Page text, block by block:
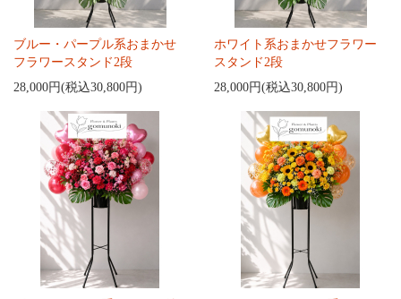
ブルー・パープル系おまかせ
フラワースタンド2段
28,000円(税込30,800円)
ホワイト系おまかせフラワー
スタンド2段
28,000円(税込30,800円)